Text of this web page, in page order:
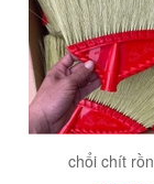
chổi chít